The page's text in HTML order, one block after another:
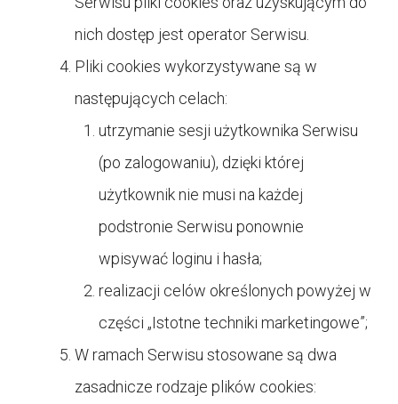
nich dostęp jest operator Serwisu.
Pliki cookies wykorzystywane są w
następujących celach:
utrzymanie sesji użytkownika Serwisu
(po zalogowaniu), dzięki której
użytkownik nie musi na każdej
podstronie Serwisu ponownie
wpisywać loginu i hasła;
realizacji celów określonych powyżej w
części „Istotne techniki marketingowe”;
W ramach Serwisu stosowane są dwa
zasadnicze rodzaje plików cookies: